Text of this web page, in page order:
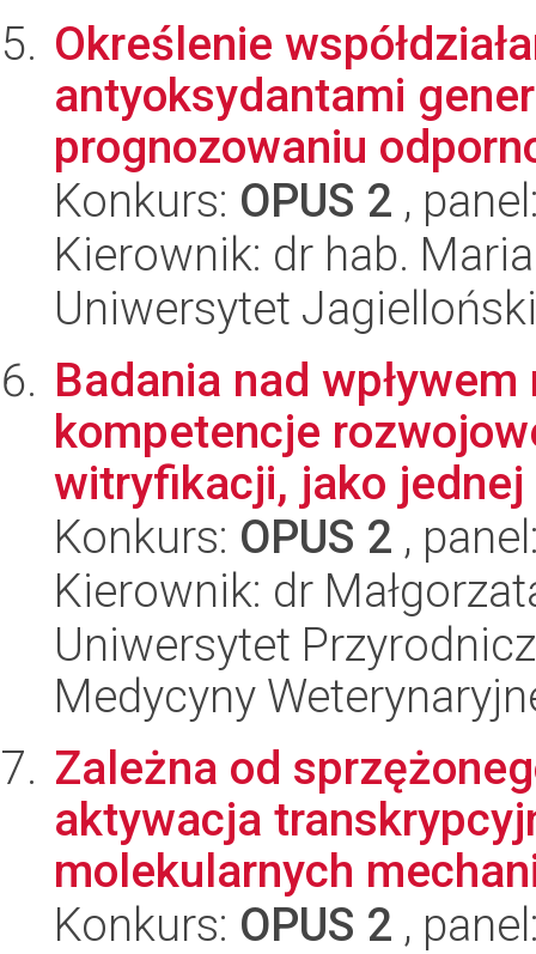
Określenie
antyoksydantami
prognozowaniu
Konkurs: OPUS 2 ,
Kierownik: dr hab.
Uniwersytet Jagielloński
Badania nad
kompetencje
witryfikacji, jako
Konkurs: OPUS 2 ,
Kierownik: dr
Uniwersytet
Medycyny
Zależna od
aktywacja
molekularnych
Konkurs: OPUS 2 ,